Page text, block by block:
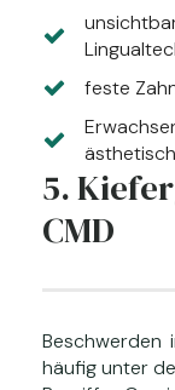
feste
5.
CMD
Beschwerden
häufig unter